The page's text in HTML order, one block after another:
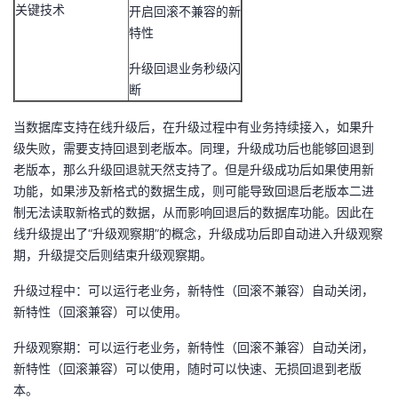
关键技术
开启回滚不兼容的新
特性
升级回退业务秒级闪
断
当数据库支持在线升级后，在升级过程中有业务持续接入，如果升
级失败，需要支持回退到老版本。同理，升级成功后也能够回退到
老版本，那么升级回退就天然支持了。但是升级成功后如果使用新
功能，如果涉及新格式的数据生成，则可能导致回退后老版本二进
制无法读取新格式的数据，从而影响回退后的数据库功能。因此在
线升级提出了“升级观察期”的概念，升级成功后即自动进入升级观察
期，升级提交后则结束升级观察期。
升级过程中：可以运行老业务，新特性（回滚不兼容）自动关闭，
新特性（回滚兼容）可以使用。
升级观察期：可以运行老业务，新特性（回滚不兼容）自动关闭，
新特性（回滚兼容）可以使用，随时可以快速、无损回退到老版
本。